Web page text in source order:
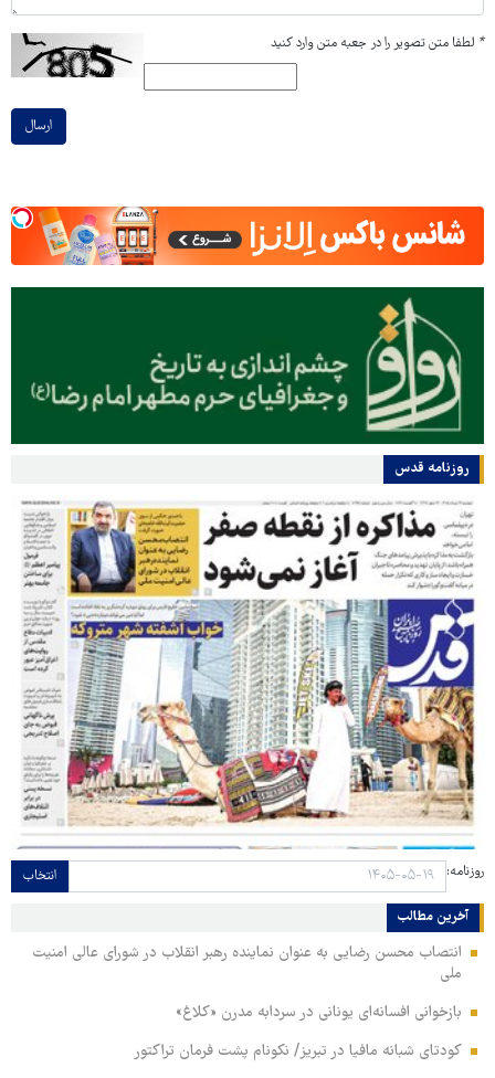
* لطفا متن تصویر را در جعبه متن وارد کنید
ارسال
روزنامه قدس
روزنامه: انتخاب
آخرین مطالب
انتصاب محسن رضایی به عنوان نماینده رهبر انقلاب در شورای عالی امنیت
ملی
بازخوانی افسانه‌ای یونانی در سردابه مدرن «کلاغ»
کودتای شبانه مافیا در تبریز/ نکونام پشت فرمان تراکتور